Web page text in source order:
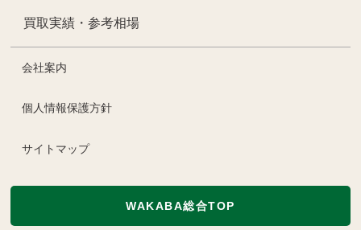
買取実績・参考相場
会社案内
個人情報保護方針
サイトマップ
WAKABA総合TOP